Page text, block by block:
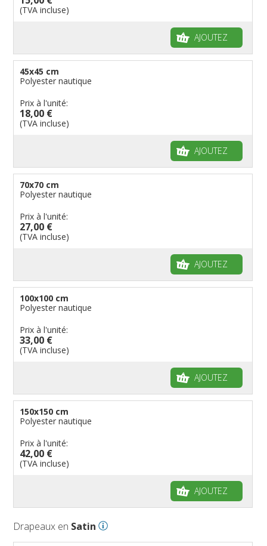
(TVA incluse)
AJOUTEZ
45x45 cm
Polyester nautique
Prix à l'unité:
18,00 €
(TVA incluse)
AJOUTEZ
70x70 cm
Polyester nautique
Prix à l'unité:
27,00 €
(TVA incluse)
AJOUTEZ
100x100 cm
Polyester nautique
Prix à l'unité:
33,00 €
(TVA incluse)
AJOUTEZ
150x150 cm
Polyester nautique
Prix à l'unité:
42,00 €
(TVA incluse)
AJOUTEZ
Drapeaux en Satin